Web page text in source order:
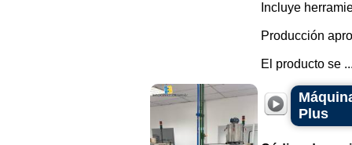
Incluye
Producción
El producto se
Plus